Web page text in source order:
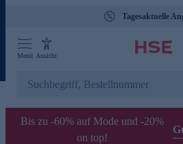
Tagesaktuelle
Menü Ansicht
Bis zu -60% auf Mode und -20%
on top!